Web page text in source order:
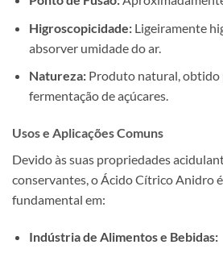
Higroscopicidade:Ligeiramente
absorver umidade do ar.
Natureza:Produto natural, obtido
fermentação de açúcares.
Usos e Aplicações Comuns
Devido às suas propriedades
conservantes, o Ácido Cítrico Anidro
fundamental em:
Indústria de Alimentos e Bebidas: